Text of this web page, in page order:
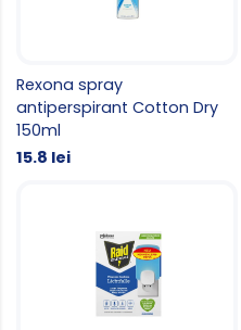
Rexona spray
antiperspirant Cotton Dry
150ml
15.8 lei